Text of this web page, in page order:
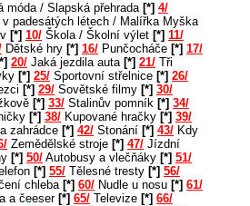
móda / Slapská přehrada [*] 4/
v padesátých létech / Malířka Myška
[*] 10/ Škola / Školní výlet [*] 11/
Dětské hry [*] 16/ Punčocháče [*] 17/
20/ Jaká jezdila auta [*] 21/ Tři
[*] 25/ Sportovní střelnice [*] 26/
[*] 29/ Sovětské filmy [*] 30/
[*] 33/ Stalinův pomník [*] 34/
[*] 38/ Kupované hračky [*] 39/
zahrádce [*] 42/ Stonání [*] 43/ Kdy
Zemědělské stroje [*] 47/ Jízdní
[*] 50/ Autobusy a vlečňáky [*] 51/
[*] 55/ Tělesné tresty [*] 56/
chleba [*] 60/ Nudle u nosu [*] 61/
a čeeser [*] 65/ Televize [*] 66/